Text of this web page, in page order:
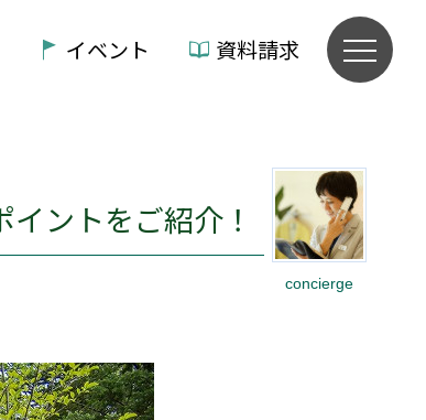
イベント 資料請求
concierge
ントをご紹介！